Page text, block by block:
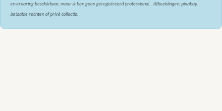
en ervaring beschikbaar, maar ik ben geen geregistreerd professional. Afbeeldingen: pixabay,
betaalde rechten of privé collectie.